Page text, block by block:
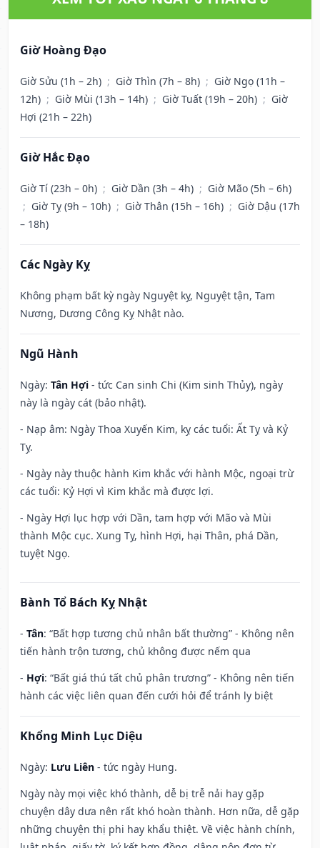
Giờ Hoàng Đạo
Giờ Sửu (1h – 2h) ; Giờ Thìn (7h – 8h) ; Giờ Ngọ (11h –
12h) ; Giờ Mùi (13h – 14h) ; Giờ Tuất (19h – 20h) ; Giờ
Hợi (21h – 22h)
Giờ Hắc Đạo
Giờ Tí (23h – 0h) ; Giờ Dần (3h – 4h) ; Giờ Mão (5h – 6h)
; Giờ Tỵ (9h – 10h) ; Giờ Thân (15h – 16h) ; Giờ Dậu (17h
– 18h)
Các Ngày Kỵ
Không phạm bất kỳ ngày Nguyệt kỵ, Nguyệt tận, Tam
Nương, Dương Công Kỵ Nhật nào.
Ngũ Hành
Ngày: Tân Hợi - tức Can sinh Chi (Kim sinh Thủy), ngày
này là ngày cát (bảo nhật).
- Nạp âm: Ngày Thoa Xuyến Kim, kỵ các tuổi: Ất Tỵ và Kỷ
Tỵ.
- Ngày này thuộc hành Kim khắc với hành Mộc, ngoại trừ
các tuổi: Kỷ Hợi vì Kim khắc mà được lợi.
- Ngày Hợi lục hợp với Dần, tam hợp với Mão và Mùi
thành Mộc cục. Xung Tỵ, hình Hợi, hại Thân, phá Dần,
tuyệt Ngọ.
Bành Tổ Bách Kỵ Nhật
- Tân: “Bất hợp tương chủ nhân bất thường” - Không nên
tiến hành trộn tương, chủ không được nếm qua
- Hợi: “Bất giá thú tất chủ phân trương” - Không nên tiến
hành các việc liên quan đến cưới hỏi để tránh ly biệt
Khổng Minh Lục Diệu
Ngày: Lưu Liên - tức ngày Hung.
Ngày này mọi việc khó thành, dễ bị trễ nải hay gặp
chuyện dây dưa nên rất khó hoàn thành. Hơn nữa, dễ gặp
những chuyện thị phi hay khẩu thiệt. Về việc hành chính,